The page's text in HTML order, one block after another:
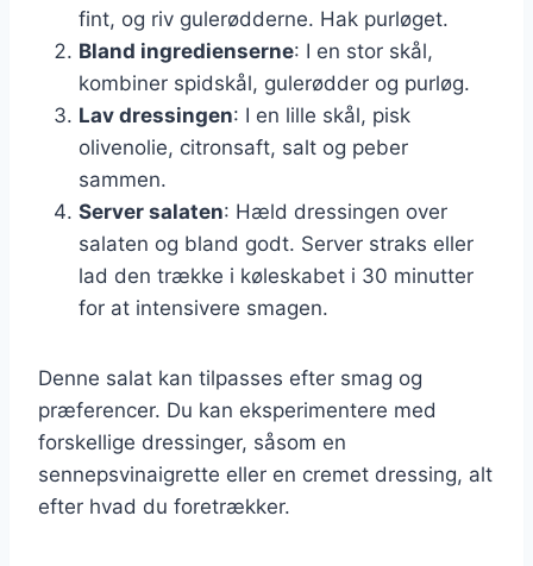
fint, og riv gulerødderne. Hak purløget.
Bland ingredienserne: I en stor skål,
kombiner spidskål, gulerødder og purløg.
Lav dressingen: I en lille skål, pisk
olivenolie, citronsaft, salt og peber
sammen.
Server salaten: Hæld dressingen over
salaten og bland godt. Server straks eller
lad den trække i køleskabet i 30 minutter
for at intensivere smagen.
Denne salat kan tilpasses efter smag og
præferencer. Du kan eksperimentere med
forskellige dressinger, såsom en
sennepsvinaigrette eller en cremet dressing, alt
efter hvad du foretrækker.